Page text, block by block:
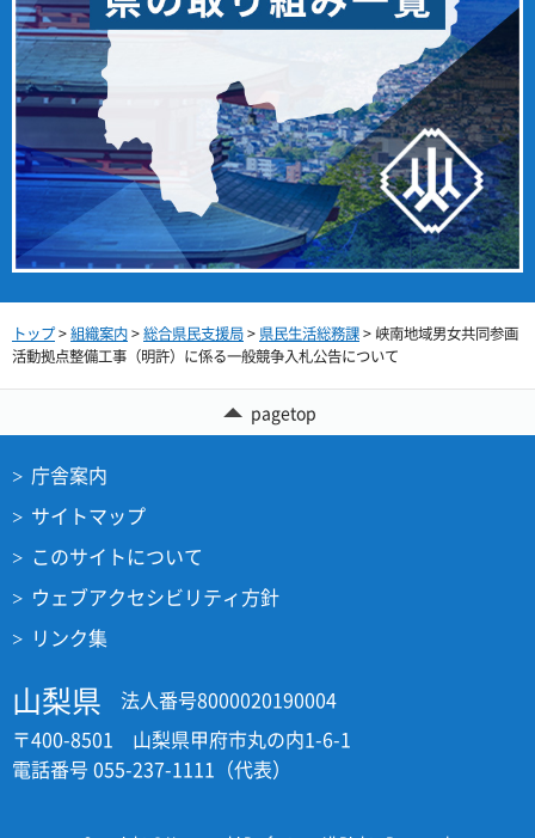
トップ>組織案内>総合県民支援局> 県民生活総務課> 峡南地域男女共同参画
活動拠点整備工事（明許）に係る一般競争入札公告について
pagetop
庁舎案内
サイトマップ
このサイトについて
ウェブアクセシビリティ方針
リンク集
山梨県
法人番号8000020190004
〒400-8501 山梨県甲府市丸の内1-6-1
電話番号 055-237-1111（代表）